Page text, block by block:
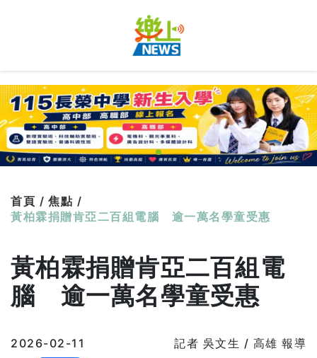
首頁 / 焦點 /
黃柏霖捐贈肯亞二百組電腦 逾一萬名學童受惠
黃柏霖捐贈肯亞二百組電
腦 逾一萬名學童受惠
2026-02-11 記者 吳文生 / 高雄 報導